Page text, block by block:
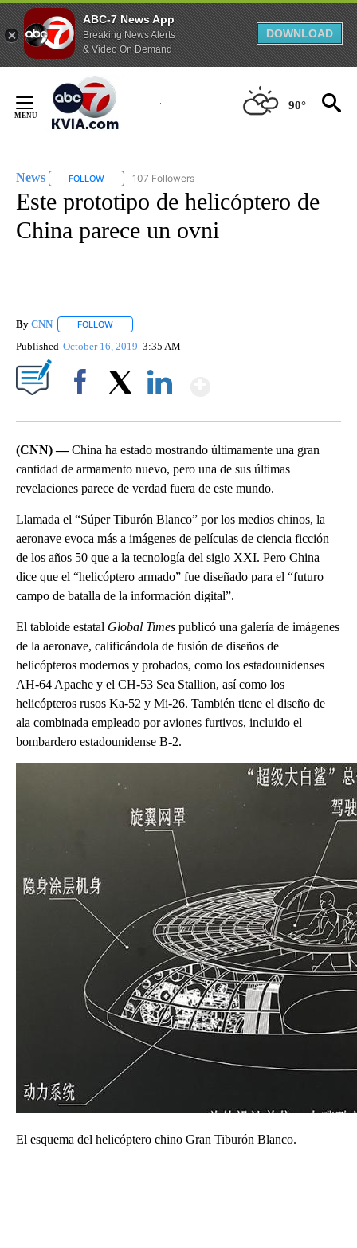
ABC-7 News App
Breaking News Alerts
& Video On Demand
DOWNLOAD
Content
90°
News FOLLOW FOLLOW "NEWS" TO RECEIVE NOTIFICATIONS ABOUT
107 Followers
Este prototipo de helicóptero de
China parece un ovni
By CNN FOLLOW
Published October 16, 2019 3:35 AM
(CNN) —China ha estado mostrando últimamente una gran
cantidad de armamento nuevo, pero una de sus últimas
revelaciones parece de verdad fuera de este mundo.
Llamada el “Súper Tiburón Blanco” por los medios chinos, la
aeronave evoca más a imágenes de películas de ciencia ficción
de los años 50 que a la tecnología del siglo XXI. Pero China
dice que el “helicóptero armado” fue diseñado para el “futuro
campo de batalla de la información digital”.
El tabloide estatal Global Times publicó una galería de imágenes
de la aeronave, calificándola de fusión de diseños de
helicópteros modernos y probados, como los estadounidenses
AH-64 Apache y el CH-53 Sea Stallion, así como los
helicópteros rusos Ka-52 y Mi-26. También tiene el diseño de
ala combinada empleado por aviones furtivos, incluido el
bombardero estadounidense B-2.
El esquema del helicóptero chino Gran Tiburón Blanco.